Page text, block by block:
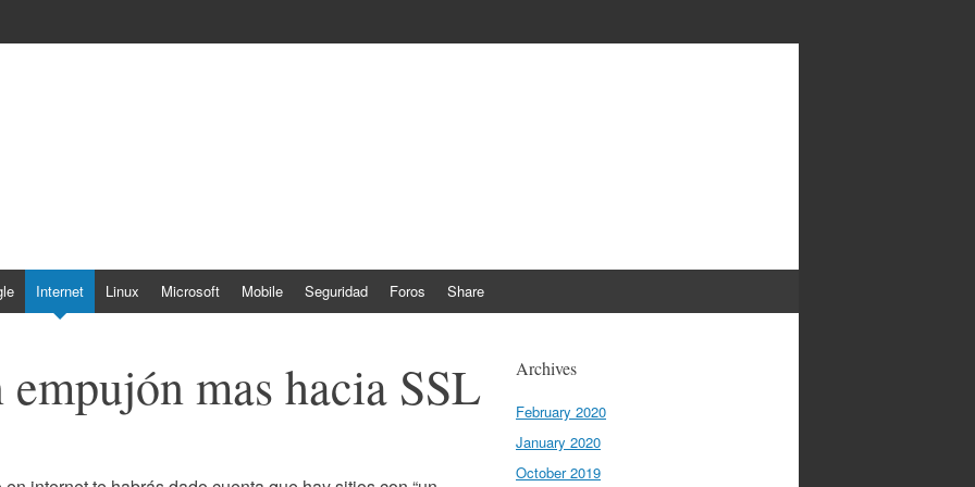
Internet Linux Microsoft Mobile Seguridad Foros Share
mas hacia SSL Archives
February 2020
January 2020
October 2019